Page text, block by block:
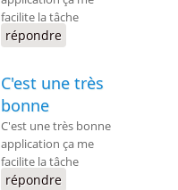
facilite la tâche
répondre
C'est une très
bonne
C'est une très bonne
application ça me
facilite la tâche
répondre